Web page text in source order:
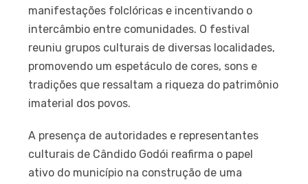
manifestações folclóricas e incentivando o
intercâmbio entre comunidades. O festival
reuniu grupos culturais de diversas localidades,
promovendo um espetáculo de cores, sons e
tradições que ressaltam a riqueza do patrimônio
imaterial dos povos.
A presença de autoridades e representantes
culturais de Cândido Godói reafirma o papel
ativo do município na construção de uma